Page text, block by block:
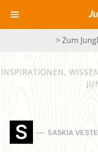
> Zum
INSPIRATIONEN,
S SASKIA